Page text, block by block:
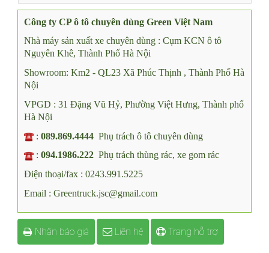
Trạng thái Liên hệ
Nhà máy sản xuất xe chuyên dùng : Cụm KCN ô tô
Showroom: Km2 - QL23 Xã Phúc Thịnh , Thành Phố Hà
VPGD : 31 Đặng Vũ Hỷ, Phường Việt Hưng, Thành phố
Hà Nội
:089.869.4444 Phụ trách ô tô chuyên dùng
: 094.1986.222 Phụ trách thùng rác, xe gom rác
Điện thoại/fax : 0243.991.5225
Nhận báo giá Liên hệ Trang hỗ trợ